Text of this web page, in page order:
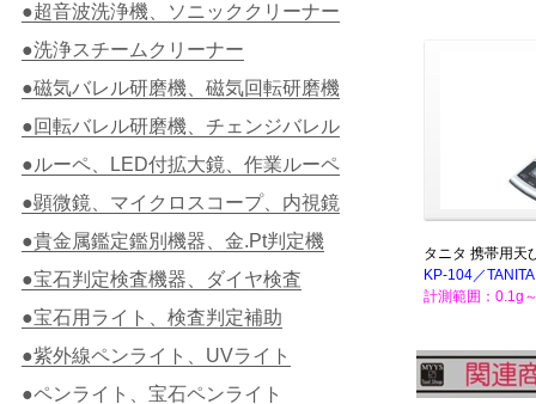
タニタ 携帯用天
KP-104／TANITA
計測範囲：0.1g
●超音波洗浄機、ソニッククリーナー
●洗浄スチームクリーナー
●磁気バレル研磨機、磁気回転研磨機
●回転バレル研磨機、チェンジバレル
●ルーペ、LED付拡大鏡、作業ルーペ
●顕微鏡、マイクロスコープ、内視鏡
●貴金属鑑定鑑別機器、金.Pt判定機
●宝石判定検査機器、ダイヤ検査
●宝石用ライト、検査判定補助
●紫外線ペンライト、UVライト
●ペンライト、宝石ペンライト